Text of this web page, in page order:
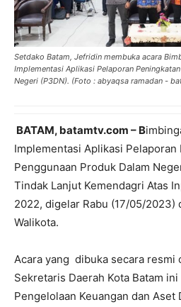
Setdako Batam, Jefridin membuka acara
Implementasi Aplikasi Pelaporan
Negeri (P3DN). (Foto : abyaqsa ramadan -
BATAM, batamtv.com – B
Implementasi Aplikasi Pelaporan
Penggunaan Produk Dalam
Tindak Lanjut Kemendagri Atas
2022, digelar Rabu (17/05/2023)
Walikota.
Acara yang dibuka secara
Sekretaris Daerah Kota Batam
Pengelolaan Keuangan dan Aset